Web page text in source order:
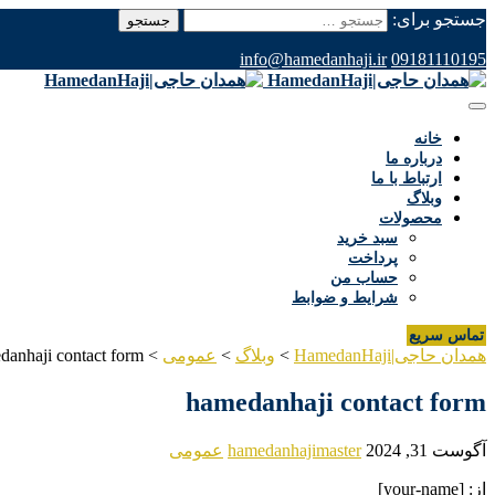
جستجو برای:
09181110195
info@hamedanhaji.ir
خانه
درباره ما
ارتباط با ما
وبلاگ
محصولات
سبد خرید
پرداخت
حساب من
شرایط و ضوابط
تماس سریع
همدان حاجی|HamedanHaji > وبلاگ > عمومی >
contact form
hamedanhaji contact form
آگوست 31, 2024 hamedanhajimaster عمومی
از: [your-name]